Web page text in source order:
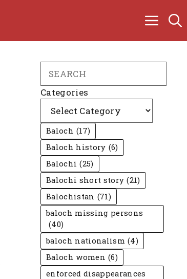
Categories
Baloch (17)
Baloch history (6)
Balochi (25)
Balochi short story (21)
Balochistan (71)
baloch missing persons
(40)
baloch nationalism (4)
Baloch women (6)
enforced disappearances